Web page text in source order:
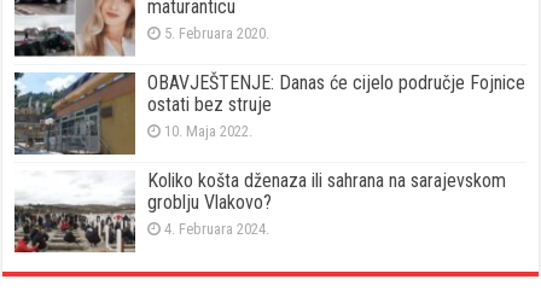
maturanticu
5. Februara 2020.
OBAVJEŠTENJE: Danas će cijelo područje Fojnice
ostati bez struje
10. Maja 2022.
Koliko košta dženaza ili sahrana na sarajevskom
groblju Vlakovo?
4. Februara 2024.